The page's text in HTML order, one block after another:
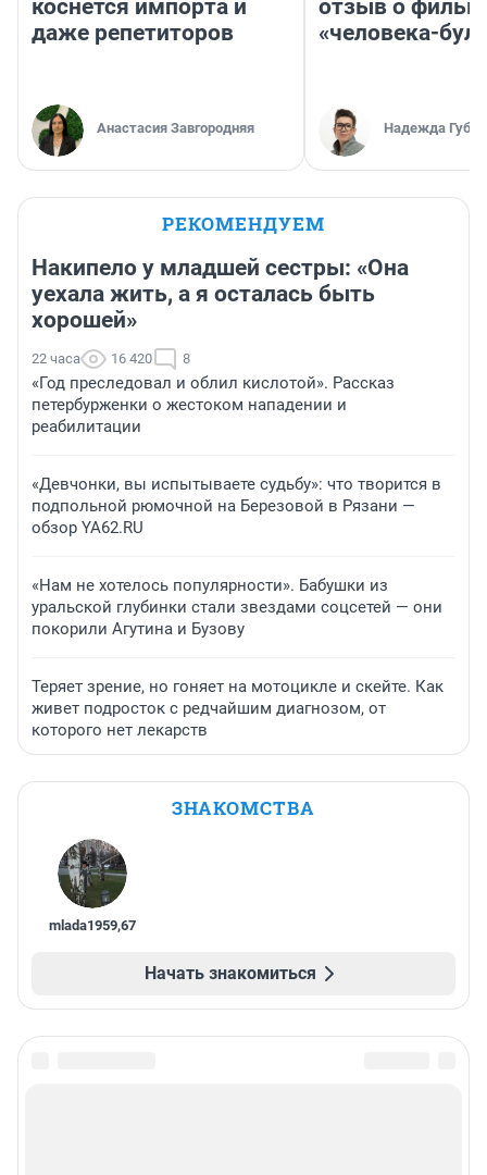
коснется импорта и
даже репетиторов
Анастасия Завгородняя
отзыв о
«человека-
Надежда
РЕКОМЕНДУЕМ
Накипело у младшей сестры: «Она
уехала жить, а я осталась быть
хорошей»
22 часа 16 420 8
«Год преследовал и облил кислотой». Рассказ
петербурженки о жестоком нападении и
реабилитации
«Девчонки, вы испытываете судьбу»: что творится в
подпольной рюмочной на Березовой в Рязани —
обзор YA62.RU
«Нам не хотелось популярности». Бабушки из
уральской глубинки стали звездами соцсетей — они
покорили Агутина и Бузову
Теряет зрение, но гоняет на мотоцикле и скейте. Как
живет подросток с редчайшим диагнозом, от
которого нет лекарств
ЗНАКОМСТВА
mlada1959,67
Начать знакомиться